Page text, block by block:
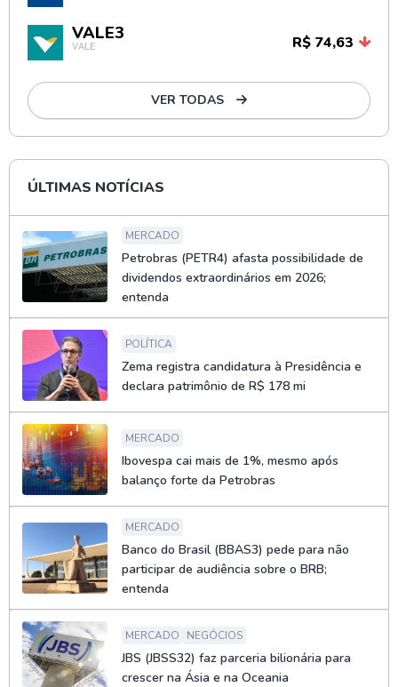
VALE3
VALE R$ 74,63
VER TODAS
ÚLTIMAS NOTÍCIAS
MERCADO
Petrobras (PETR4) afasta possibilidade de
dividendos extraordinários em 2026;
entenda
POLÍTICA
Zema registra candidatura à Presidência e
declara patrimônio de R$ 178 mi
MERCADO
Ibovespa cai mais de 1%, mesmo após
balanço forte da Petrobras
MERCADO
Banco do Brasil (BBAS3) pede para não
participar de audiência sobre o BRB;
entenda
MERCADO NEGÓCIOS
JBS (JBSS32) faz parceria bilionária para
crescer na Ásia e na Oceania